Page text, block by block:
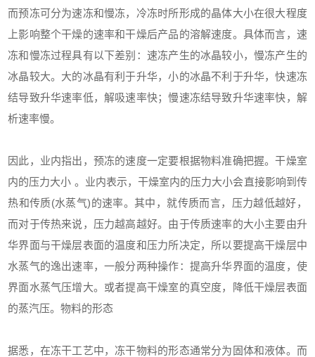
而预冻可分为速冻和慢冻，冷冻时所形成的晶体大小在很大程度
上影响整个干燥的速率和干燥后产品的溶解速度。具体而言，速
冻和慢冻过程具有以下差别：速冻产生的冰晶较小，慢冻产生的
冰晶较大。大的冰晶有利于升华，小的冰晶不利于升华，快速冻
结导致升华速率低，解吸速率快；慢速冻结导致升华速率快，解
析速率慢。
因此，业内指出，预冻的速度一定要根据物料准确把握。干燥室
内的压力大小 。业内表示，干燥室内的压力大小会直接影响到传
热和传质(水蒸气)的速率。其中，就传质而言，压力越低越好，
而对于传热来说，压力越高越好。由于传质速率的大小主要由升
华界面与干燥层表面的温度和压力所决定，所以要提高干燥层中
水蒸气的逸出速率，一般分两种操作：提高升华界面的温度，使
界面水蒸气压增大。或者提高干燥室的真空度，降低干燥层表面
的蒸汽压。物料的形态
据悉，在冻干工艺中，冻干物料的形态通常分为固体和液体。而